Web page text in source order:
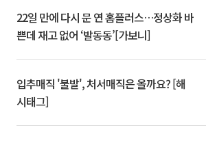
22일 만에 다시 문 연 홈플러스…정상화 바
쁜데 재고 없어 ‘발동동’[가보니]
입추매직 '불발', 처서매직은 올까요? [해
시태그]